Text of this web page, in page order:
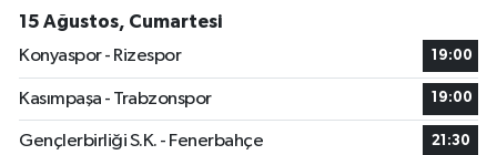
15 Ağustos, Cumartesi
Konyaspor - Rizespor
19:00
Kasımpaşa - Trabzonspor 19:00
Gençlerbirliği S.K. - Fenerbahçe 21:30